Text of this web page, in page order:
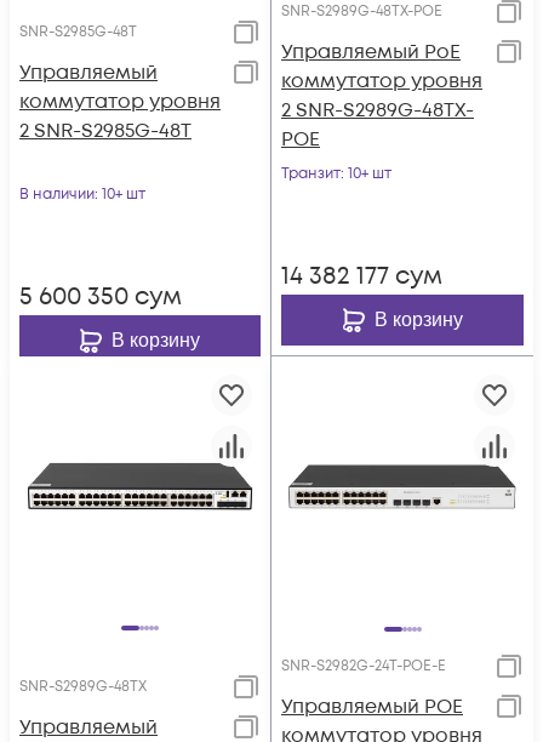
SNR-S2985G-48T
Управляемый
коммутатор уровня
2 SNR-S2985G-48T
В наличии: 10+ шт
5 600 350 сум
В корзину
SNR-S2989G-48TX-POE
Управляемый PoE
коммутатор уровня
2 SNR-S2989G-48TX-
POE
Транзит: 10+ шт
14 382 177 сум
В корзину
SNR-S2989G-48TX
Управляемый
SNR-S2982G-24T-POE-E
Управляемый POE
коммутатор уровня